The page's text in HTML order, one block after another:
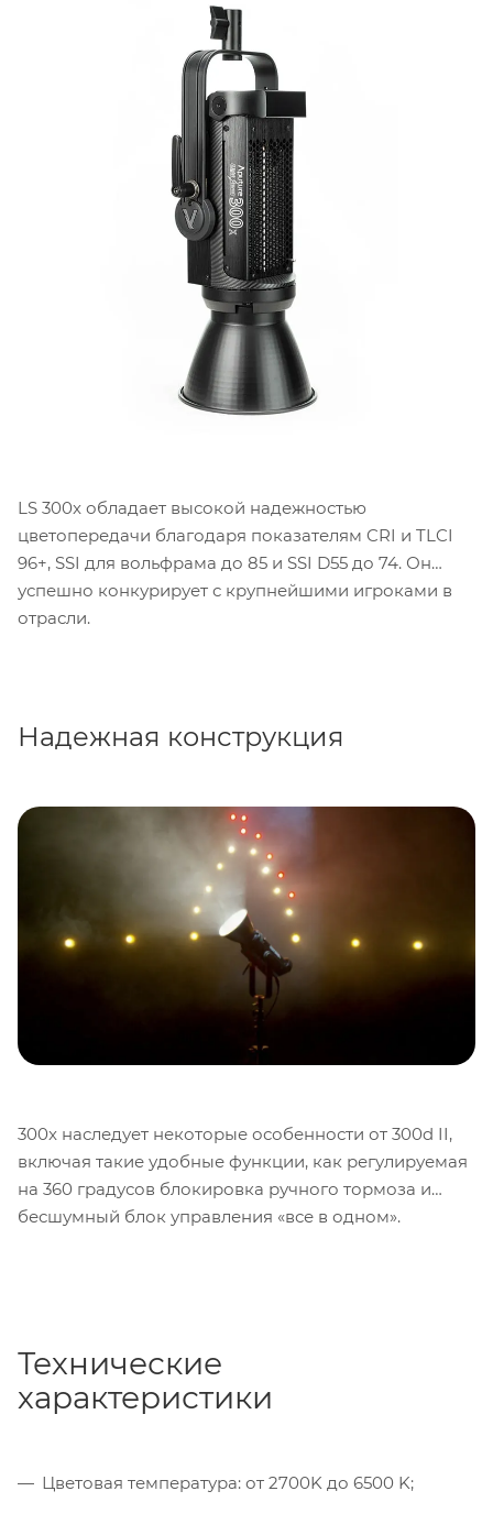
LS 300x обладает высокой надежностью
цветопередачи благодаря показателям CRI и TLCI
96+, SSI для вольфрама до 85 и SSI D55 до 74. Он
успешно конкурирует с крупнейшими игроками в
отрасли.
Надежная конструкция
300x наследует некоторые особенности от 300d II,
включая такие удобные функции, как регулируемая
на 360 градусов блокировка ручного тормоза и
бесшумный блок управления «все в одном».
Технические
характеристики
Цветовая температура: от 2700K до 6500 K;